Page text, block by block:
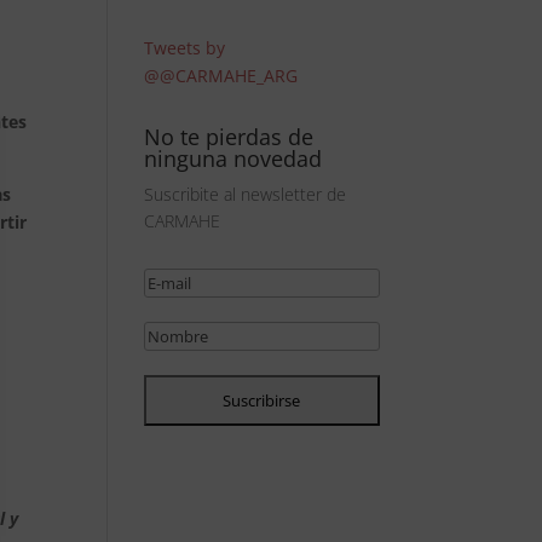
y
Tweets by
@@CARMAHE_ARG
No te pierdas de
ninguna novedad
Suscribite al newsletter de
CARMAHE